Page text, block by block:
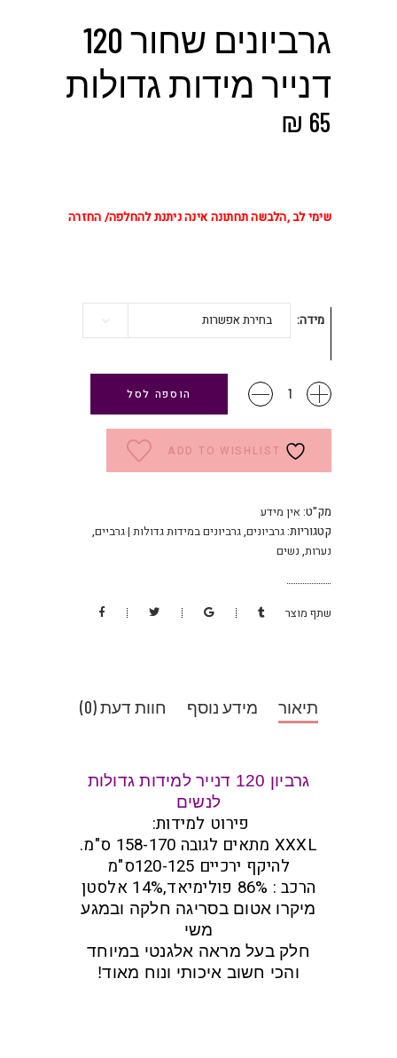
גרביונים שחור 120
דנייר מידות גדולות
₪ 65
שימי לב ,הלבשה תחתונה אינה ניתנת להחלפה/ החזרה
מידה בחירת אפשרות
גרביונים
שחור
120
כמות
הוספה לסל
ADD TO WISHLIST
מק"ט: אין מידע
קטגוריות:גרביונים,גרביונים במידות גדולות | גרביים,
נערות, נשים
שתף מוצר
תיאור מידע נוסף חוות דעת (0)
גרביון 120 דנייר למידות גדולות
לנשים
פירוט למידות:
XXXL מתאים לגובה 158-170 ס"מ.
להיקף ירכיים 120-125ס"מ
הרכב : 86% פולימיאד,14% אלסטן
מיקרו אטום בסריגה חלקה ובמגע
משי
חלק בעל מראה אלגנטי במיוחד
והכי חשוב איכותי ונוח מאוד!